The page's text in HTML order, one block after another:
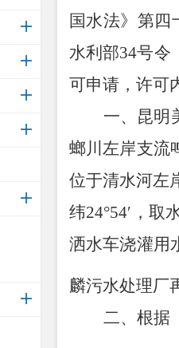
国水法》第四
水利部34号令
可申请，许可
一、昆明
螂川左岸支流
位于清水河左
纬24°54′ ，取
洒水车浇灌用
麟污水处理厂
二、根据